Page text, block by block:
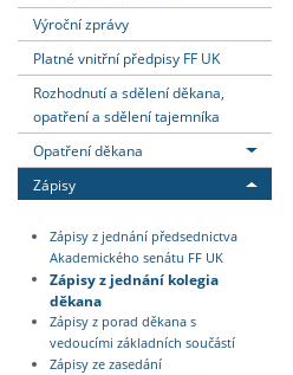
Výroční zprávy
Platné vnitřní předpisy FF UK
Rozhodnutí a sdělení děkana,
opatření a sdělení tajemníka
Opatření děkana
Zápisy
Zápisy z jednání předsednictva
Akademického senátu FF UK
Zápisy z jednání kolegia
děkana
Zápisy z porad děkana s
vedoucími základních součástí
Zápisy ze zasedání